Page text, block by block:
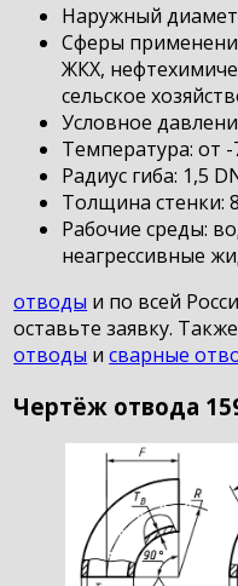
Наружный
Сферы
ЖКХ,
сельское
Условное
Температура: от -
Радиус гиба: 1,5
Толщина стенки:
Рабочие среды:
неагрессивные
отводы и по всей
оставьте заявку.
отводы исварные
Чертёж отвода